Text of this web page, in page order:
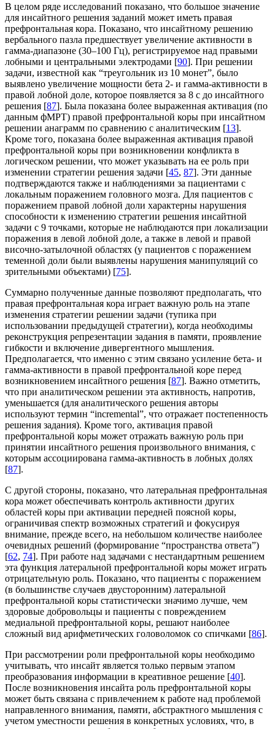
В целом ряде исследований показано, что большое значение
для инсайтного решения заданий может иметь правая
префронтальная кора. Показано, что инсайтному решению
вербального пазла предшествует увеличение активности в
гамма-диапазоне (30–100 Гц), регистрируемое над правыми
лобными и центральными электродами [90]. При решении
задачи, известной как “треугольник из 10 монет”, было
выявлено увеличение мощности бета 2- и гамма-активности в
правой лобной доле, которое появляется за 8 с до инсайтного
решения [87]. Была показана более выраженная активация (по
данным фМРТ) правой префронтальной коры при инсайтном
решении анаграмм по сравнению с аналитическим [13].
Кроме того, показана более выраженная активация правой
префронтальной коры при возникновении конфликта в
логическом решении, что может указывать на ее роль при
изменении стратегии решения задачи [45, 87]. Эти данные
подтверждаются также и наблюдениями за пациентами с
локальным поражением головного мозга. Для пациентов с
поражением правой лобной доли характерны нарушения
способности к изменению стратегии решения инсайтной
задачи с 9 точками, которые не наблюдаются при локализации
поражения в левой лобной доле, а также в левой и правой
височно-затылочной областях (у пациентов с поражением
теменной доли были выявлены нарушения манипуляций со
зрительными объектами) [75].
Суммарно полученные данные позволяют предполагать, что
правая префронтальная кора играет важную роль на этапе
изменения стратегии решении задачи (тупика при
использовании предыдущей стратегии), когда необходимы
реконструкция репрезентации задания в памяти, проявление
гибкости и включение дивергентного мышления.
Предполагается, что именно с этим связано усиление бета- и
гамма-активности в правой префронтальной коре перед
возникновением инсайтного решения [87]. Важно отметить,
что при аналитическом решении эта активность, напротив,
уменьшается (для аналитического решения авторы
используют термин “incremental”, что отражает постепенность
решения задания). Кроме того, активация правой
префронтальной коры может отражать важную роль при
принятии инсайтного решения произвольного внимания, с
которым ассоциирована гамма-активность в лобных долях
[87].
С другой стороны, показано, что латеральная префронтальная
кора может обеспечивать контроль активности других
областей коры при активации передней поясной коры,
ограничивая спектр возможных стратегий и фокусируя
внимание, прежде всего, на небольшом количестве наиболее
очевидных решений (формирование “пространства ответа”)
[62, 74]. При работе над задачами с нестандартным решением
эта функция латеральной префронтальной коры может играть
отрицательную роль. Показано, что пациенты с поражением
(в большинстве случаев двусторонним) латеральной
префронтальной коры статистически значимо лучше, чем
здоровые добровольцы и пациенты с повреждением
медиальной префронтальной коры, решают наиболее
сложный вид арифметических головоломок со спичками [86].
При рассмотрении роли префронтальной коры необходимо
учитывать, что инсайт является только первым этапом
преобразования информации в креативное решение [40].
После возникновения инсайта роль префронтальной коры
может быть связана с привлечением к работе над проблемой
направленного внимания, памяти, абстрактного мышления с
учетом уместности решения в конкретных условиях, что, в